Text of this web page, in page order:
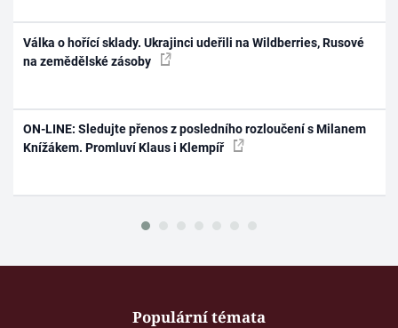
Válka o hořící sklady. Ukrajinci udeřili na Wildberries, Rusové
na zemědělské zásoby
ON-LINE: Sledujte přenos z posledního rozloučení s Milanem
Knížákem. Promluví Klaus i Klempíř
Populární témata